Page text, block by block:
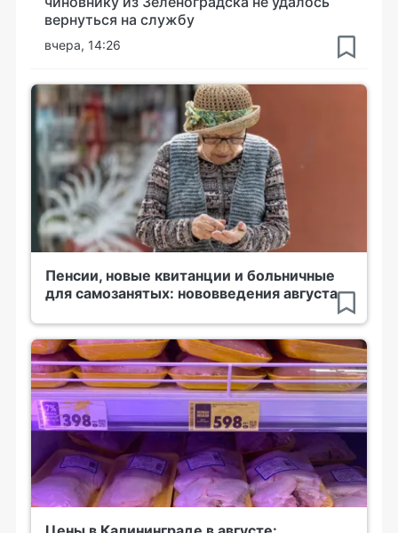
вернуться на службу
вчера, 14:26
Пенсии, новые квитанции и больничные
для самозанятых: нововведения августа